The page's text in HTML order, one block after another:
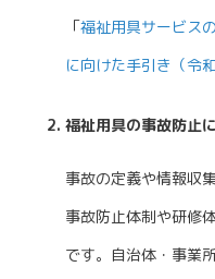
「福祉用具サービス
に向けた手引き（令
福祉用具の事故防止
事故の定義や情報収
事故防止体制や研修
です。自治体・事業